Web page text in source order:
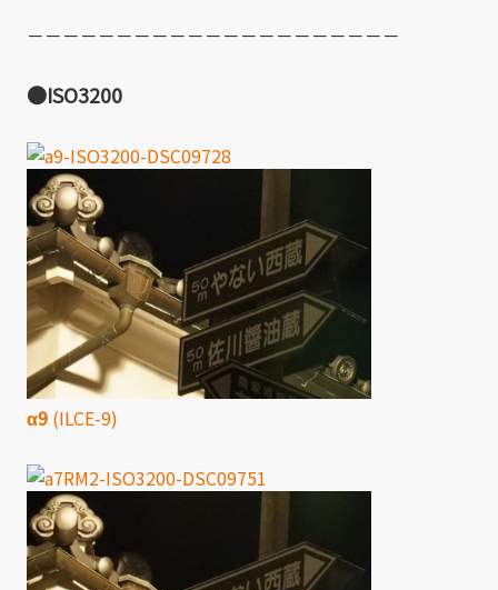
－－－－－－－－－－－－－－－－－－－－－
●ISO3200
α9 (ILCE-9)